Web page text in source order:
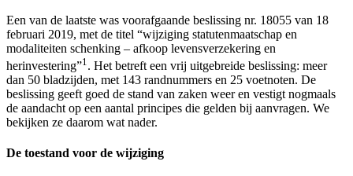
Een van de laatste was voorafgaande beslissing nr. 18055 van 18
februari 2019, met de titel “wijziging statutenmaatschap en
modaliteiten schenking – afkoop levensverzekering en
herinvestering”1 . Het betreft een vrij uitgebreide beslissing: meer
dan 50 bladzijden, met 143 randnummers en 25 voetnoten. De
beslissing geeft goed de stand van zaken weer en vestigt nogmaals
de aandacht op een aantal principes die gelden bij aanvragen. We
bekijken ze daarom wat nader.
De toestand voor de wijziging